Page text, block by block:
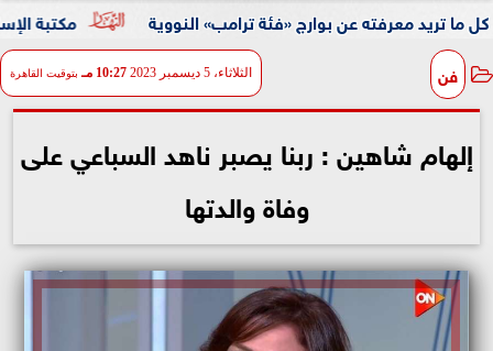
مكتبة الإسكندرية عن بوارج «فئة ترامب» النووية
فن الثلاثاء، 5 ديسمبر 2023 10:27 مـ بتوقيت القاهرة
إلهام شاهين : ربنا يصبر ناهد السباعي على
وفاة والدتها